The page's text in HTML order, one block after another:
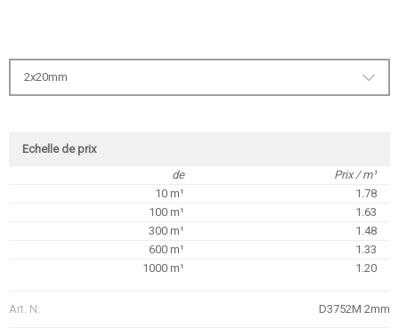
2x20mm
Echelle de prix
de
Prix / m¹
10 m¹
1.78
100 m¹
1.63
300 m¹
1.48
600 m¹
1.33
1000 m¹
1.20
Art. N: D3752M 2mm